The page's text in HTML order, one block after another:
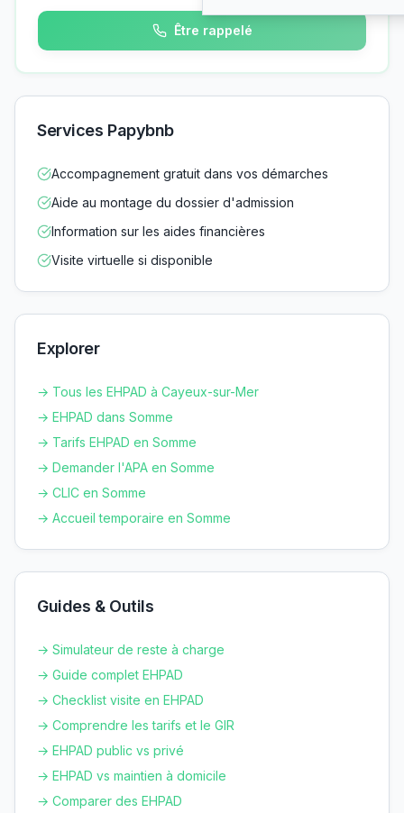
Être rappelé
Services Papybnb
Accompagnement gratuit dans vos démarches
Aide au montage du dossier d'admission
Information sur les aides financières
Visite virtuelle si disponible
Explorer
→ Tous les EHPAD à Cayeux-sur-Mer
→ EHPAD dans Somme
→ Tarifs EHPAD en Somme
→ Demander l'APA en Somme
→ CLIC en Somme
→ Accueil temporaire en Somme
Guides & Outils
→ Simulateur de reste à charge
→ Guide complet EHPAD
→ Checklist visite en EHPAD
→ Comprendre les tarifs et le GIR
→ EHPAD public vs privé
→ EHPAD vs maintien à domicile
→ Comparer des EHPAD